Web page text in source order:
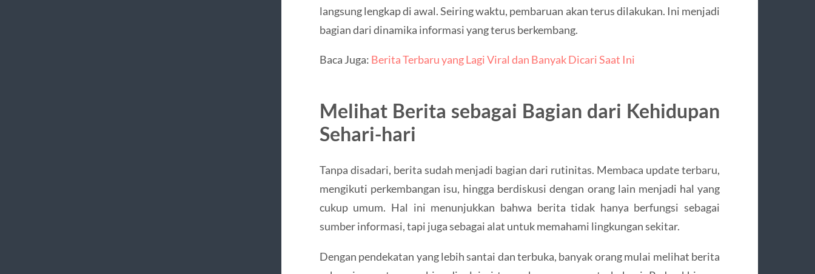
langsung lengkap di awal. Seiring waktu, pembaruan akan terus dilakukan. Ini menjadi
bagian dari dinamika informasi yang terus berkembang.
Baca Juga: Berita Terbaru yang Lagi Viral dan Banyak Dicari Saat Ini
Melihat Berita sebagai Bagian dari Kehidupan
Sehari-hari
Tanpa disadari, berita sudah menjadi bagian dari rutinitas. Membaca update terbaru,
mengikuti perkembangan isu, hingga berdiskusi dengan orang lain menjadi hal yang
cukup umum. Hal ini menunjukkan bahwa berita tidak hanya berfungsi sebagai
sumber informasi, tapi juga sebagai alat untuk memahami lingkungan sekitar.
Dengan pendekatan yang lebih santai dan terbuka, banyak orang mulai melihat berita